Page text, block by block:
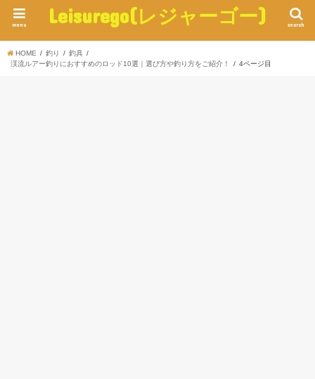
Leisurego(レジャーゴー) search
menu
HOME 釣り
釣具
渓流ルアー釣りにおすすめのロッド10選｜選び方や釣り方をご紹介！
4ページ目